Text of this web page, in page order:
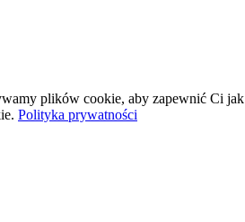
plików cookie, aby zapewnić Ci
Polityka prywatności